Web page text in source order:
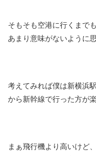
そもそも空港に行くまで
あまり意味がないように
考えてみれば僕は新横浜
から新幹線で行った方が
まぁ飛行機より高いけど